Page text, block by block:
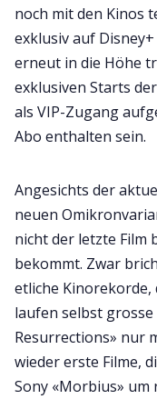
noch mit den Kinos
exklusiv auf
erneut in die Höhe
exklusiven Starts
als VIP-Zugang
Abo enthalten sein.
Angesichts der
neuen
nicht der letzte Film
bekommt. Zwar
etliche
laufen selbst
Resurrections» nur
wieder erste Filme,
Sony «Morbius»